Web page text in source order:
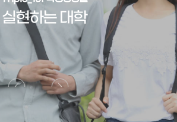
실현하는 대학